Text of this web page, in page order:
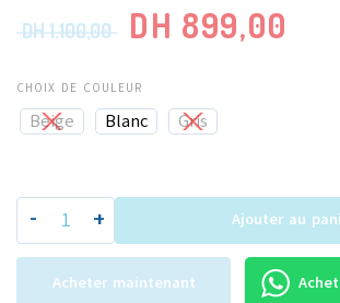
DH1.100,00 DH 899,00
CHOIX DE COULEUR
Beige Blanc Gris
- + Ajouter au
Acheter maintenant